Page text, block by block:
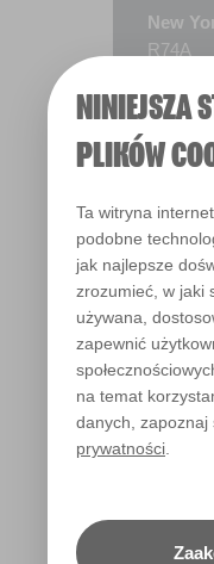
NINIEJSZA
PLIKÓW
Ta witryna
podobne
jak najlepsze
zrozumieć, w jaki
używana,
zapewnić
na temat
danych, zapoznaj
prywatności
New
R74A